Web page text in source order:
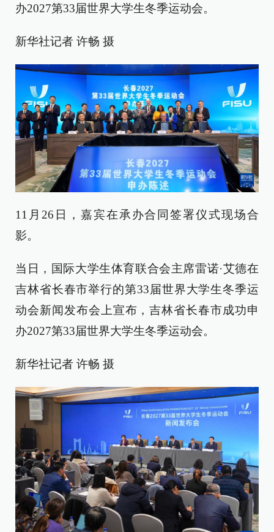
办2027第33届世界大学生冬季运动会。
新华社记者 许畅 摄
11月26日，嘉宾在承办合同签署仪式现场合
影。
当日，国际大学生体育联合会主席雷诺·艾德在
吉林省长春市举行的第33届世界大学生冬季运
动会新闻发布会上宣布，吉林省长春市成功申
办2027第33届世界大学生冬季运动会。
新华社记者 许畅 摄